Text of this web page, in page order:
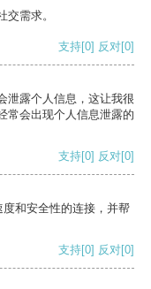
需求。
支持[0] 反对[0]
泄露个人信息，这让我很
常会出现个人信息泄露的
支持[0] 反对[0]
和安全性的连接，并帮
支持[0] 反对[0]